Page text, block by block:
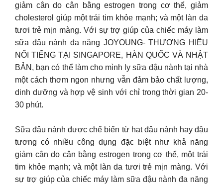
giảm cân do cân bằng estrogen trong cơ thể, giảm
cholesterol giúp một trái tim khỏe mạnh; và một làn da
tươi trẻ mịn màng. Với sự trợ giúp của chiếc máy làm
sữa đậu nành đa năng JOYOUNG- THƯƠNG HIỆU
NỔI TIẾNG TẠI SINGAPORE, HÀN QUỐC VÀ NHẬT
BẢN, bạn có thể làm cho mình ly sữa đậu nành tại nhà
một cách thơm ngon nhưng vẫn đảm bảo chất lượng,
dinh dưỡng và hợp vệ sinh với chỉ trong thời gian 20-
30 phút.
Sữa đậu nành được chế biến từ hạt đậu nành hay đậu
tương có nhiều công dụng đặc biệt như khả năng
giảm cân do cân bằng estrogen trong cơ thể, một trái
tim khỏe mạnh; và một làn da tươi trẻ mịn màng. Với
sự trợ giúp của chiếc máy làm sữa đậu nành đa năng